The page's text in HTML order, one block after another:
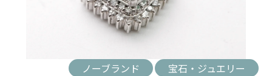
ノーブランド 宝石・ジュエリー